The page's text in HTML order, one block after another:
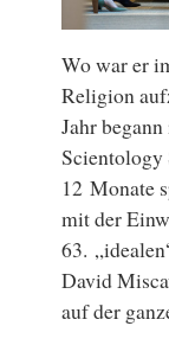
Wo war er
Religion
Jahr
Scientology
12 Monate
mit der
63.
David
auf der